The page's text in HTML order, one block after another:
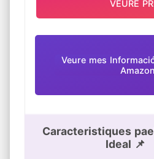
Veure mes
Amazon
Caracteristiques
Ideal 📌
VEURE